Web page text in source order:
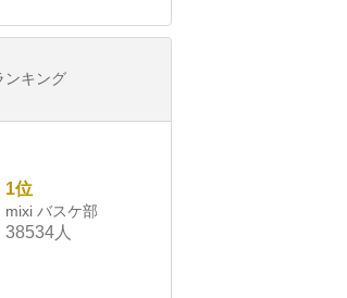
ンキング
1位
mixi バスケ部
38534人